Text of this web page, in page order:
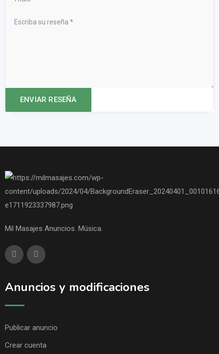
Mil Masajes Anuncios. Música.
Anuncios y modificaciones
Publicar anuncio
Crear cuenta